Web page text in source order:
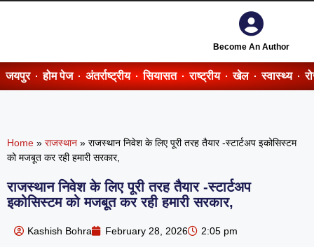
Become An Author
जयपुर होम पेज अंतर्राष्ट्रीय सियासत राष्ट्रीय खेल स्वास्थ्य
Home » राजस्थान » राजस्थान निवेश के लिए पूरी तरह तैयार -स्टार्टअप इकोसिस्टम
को मजबूत कर रही हमारी सरकार,
राजस्थान निवेश के लिए पूरी तरह तैयार -स्टार्टअप
इकोसिस्टम को मजबूत कर रही हमारी सरकार,
Kashish Bohra February 28, 2026 2:05 pm